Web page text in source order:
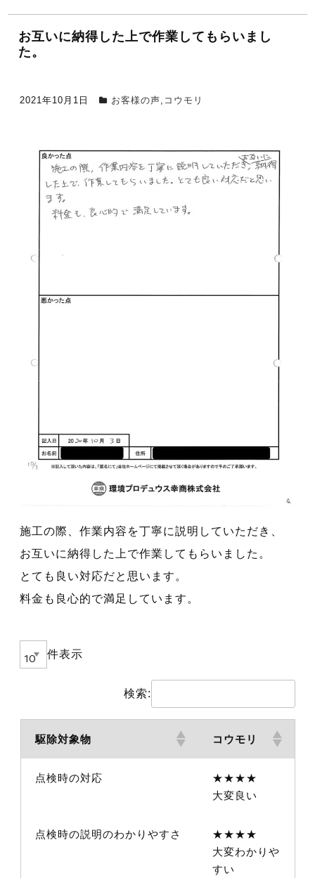
お互いに納得した上で作業してもらいまし
た。
2021年10月1日 お客様の声, コウモリ
施工の際、作業内容を丁寧に説明していただき、
お互いに納得した上で作業してもらいました。
とても良い対応だと思います。
料金も良心的で満足しています。
件表示
検索:
駆除対象物 コウモリ
点検時の対応
★★★★
大変良い
点検時の説明のわかりやすさ
★★★★
大変わかりや
すい